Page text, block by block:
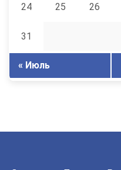
24 25 26
31
« Июль